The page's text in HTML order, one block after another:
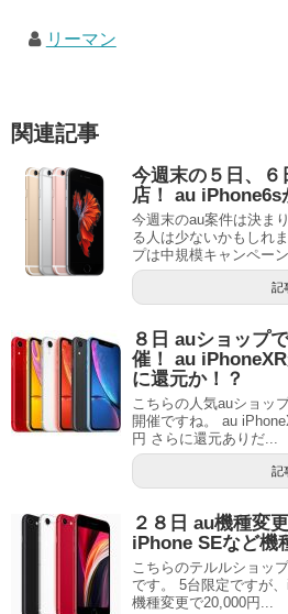
リーマン
関連記事
今週末の５日、
店！ au iPhone6s
今週末のau案件は決ま
る人は少ないかもしれ
プは中規模キャンペー
記
８日 auショップ
催！ au
に還元か！？
こちらの人気auショッ
開催ですね。 au
円 さらに還元ありだ...
記
２８日 au機種変
iPhone SEなど機
こちらのテルルショッ
です。 5台限定ですが
機種変更で20,000円...